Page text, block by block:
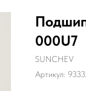
000U7
SUNCHEV
Артикул: